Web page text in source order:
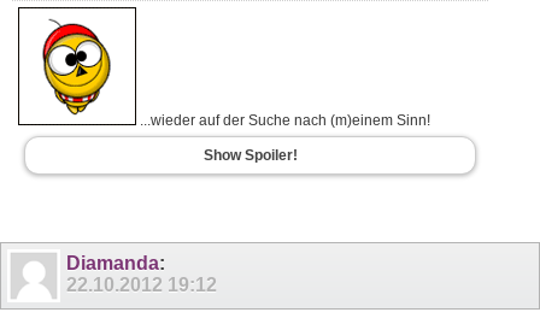
...wieder auf der Suche nach (m)einem Sinn!
Show Spoiler!
Diamanda:
22.10.2012 19:12